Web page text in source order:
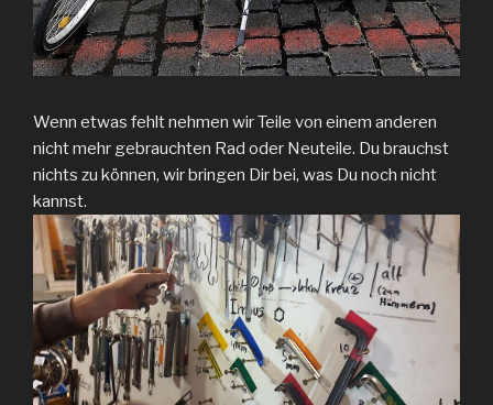
Wenn etwas fehlt nehmen wir Teile von einem anderen
nicht mehr gebrauchten Rad oder Neuteile. Du brauchst
nichts zu können, wir bringen Dir bei, was Du noch nicht
kannst.